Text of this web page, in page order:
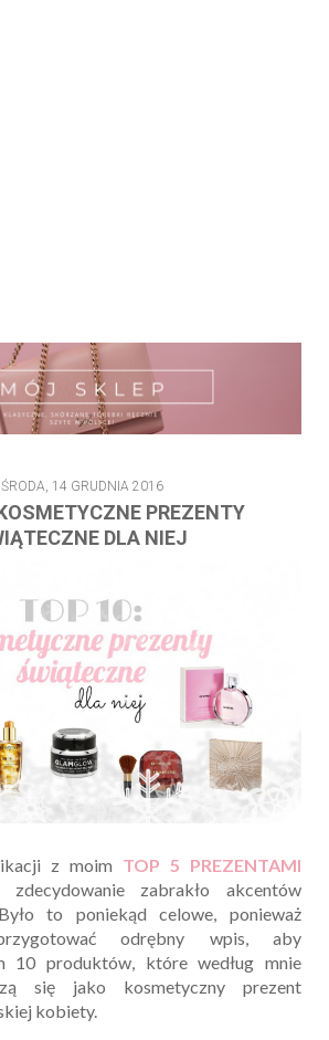
ŚRODA, 14 GRUDNIA 2016
PREZENTY
DLA NIEJ
z moim TOP 5 PREZENTAMI
zdecydowanie zabrakło akcentów
to poniekąd celowe, ponieważ
odrębny wpis, aby
10 produktów, które według mnie
się jako kosmetyczny prezent
kobiety.